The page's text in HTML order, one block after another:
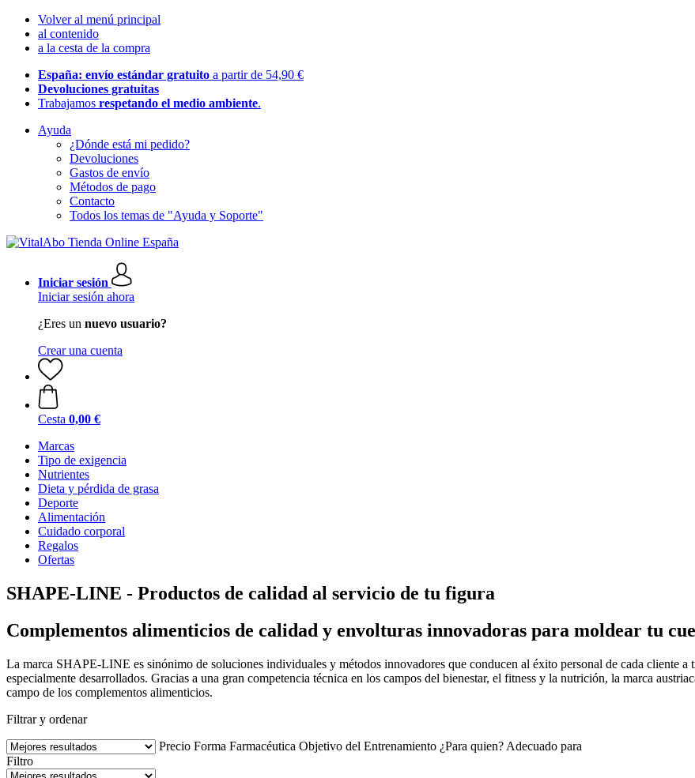
Volver al menú principal
al contenido
a la cesta de la compra
España: envío estándar gratuito a partir de 54,90 €
Devoluciones gratuitas
Trabajamos respetando el medio ambiente.
Ayuda
¿Dónde está mi pedido?
Devoluciones
Gastos de envío
Métodos de pago
Contacto
Todos los temas de "Ayuda y Soporte"
Iniciar sesión
Iniciar sesión ahora
¿Eres un nuevo usuario?
Crear una cuenta
Cesta 0,00 €
Marcas
Tipo de exigencia
Nutrientes
Dieta y pérdida de grasa
Deporte
Alimentación
Cuidado corporal
Regalos
Ofertas
SHAPE-LINE - Productos de calidad al servicio de tu figura
Complementos alimenticios de calidad y envolturas innovadoras para moldear tu
La marca SHAPE-LINE es sinónimo de soluciones individuales y métodos innovadores que conducen al éxito personal de cada cliente a
especialmente desarrollados. Gracias a una gran competencia técnica en los campos del bienestar, el fitness y la nutrición, la marca
campo de los complementos alimenticios.
Filtrar y ordenar
Precio Forma Farmacéutica Objetivo del Entrenamiento ¿Para quien? Adecuado para
Filtro